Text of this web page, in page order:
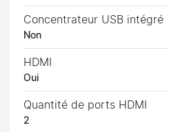
Concentrateur USB intégré
Non
HDMI
Oui
Quantité de ports HDMI
2